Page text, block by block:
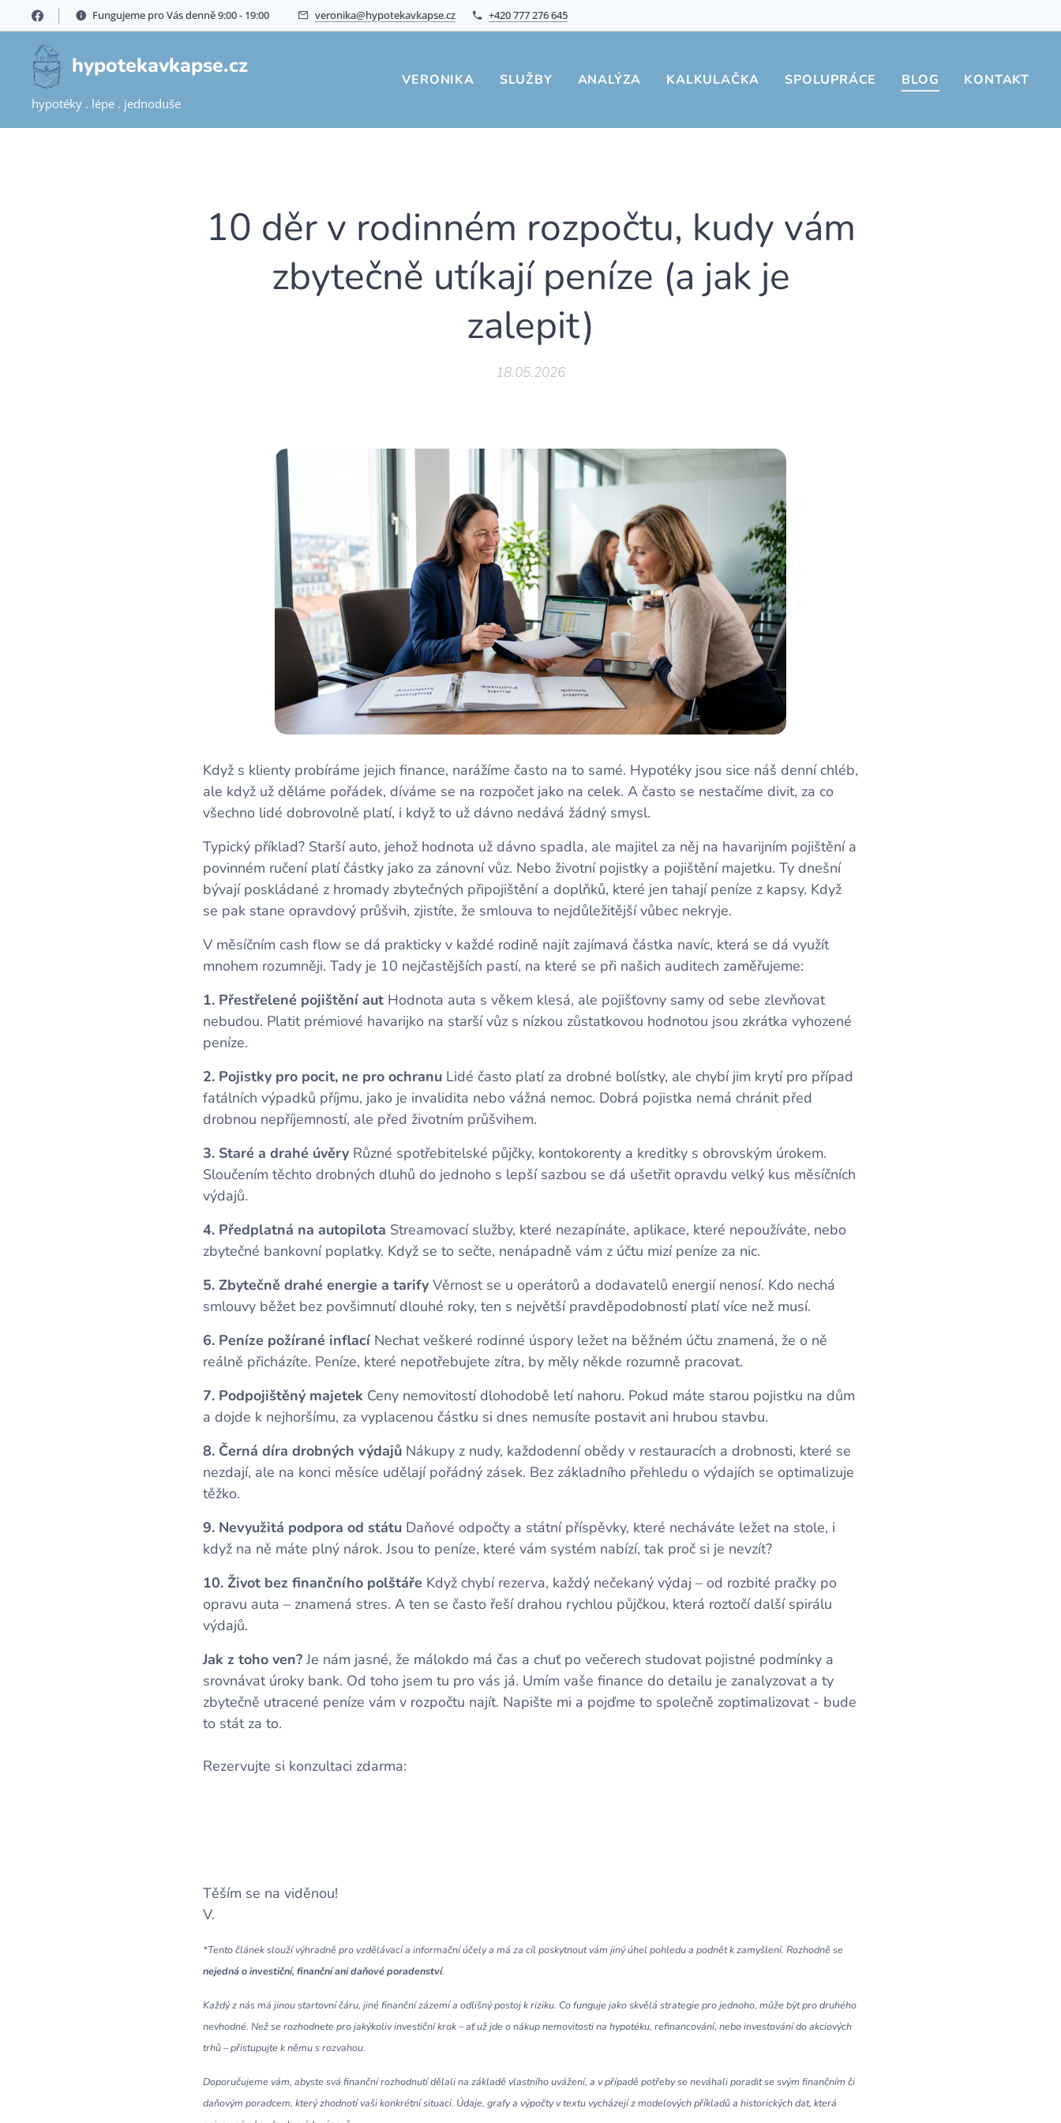
Fungujeme pro Vás denně 9:00 - 19:00🍀 veronika@hypotekavkapse.cz +420 777 276 645
hypotekavkapse.cz
hypotéky . lépe . jednoduše
VERONIKA SLUŽBY ANALÝZA KALKULAČKA SPOLUPRÁCE BLOG KONTAKT
10 děr v rodinném rozpočtu, kudy vám
zbytečně utíkají peníze (a jak je
zalepit)
18.05.2026
Když s klienty probíráme jejich finance, narážíme často na to samé. Hypotéky jsou sice náš denní chléb,
ale když už děláme pořádek, díváme se na rozpočet jako na celek. A často se nestačíme divit, za co
všechno lidé dobrovolně platí, i když to už dávno nedává žádný smysl.
Typický příklad? Starší auto, jehož hodnota už dávno spadla, ale majitel za něj na havarijním pojištění a
povinném ručení platí částky jako za zánovní vůz. Nebo životní pojistky a pojištění majetku. Ty dnešní
bývají poskládané z hromady zbytečných připojištění a doplňků, které jen tahají peníze z kapsy. Když
se pak stane opravdový průšvih, zjistíte, že smlouva to nejdůležitější vůbec nekryje.
V měsíčním cash flow se dá prakticky v každé rodině najít zajímavá částka navíc, která se dá využít
mnohem rozumněji. Tady je 10 nejčastějších pastí, na které se při našich auditech zaměřujeme:
1. Přestřelené pojištění aut Hodnota auta s věkem klesá, ale pojišťovny samy od sebe zlevňovat
nebudou. Platit prémiové havarijko na starší vůz s nízkou zůstatkovou hodnotou jsou zkrátka vyhozené
peníze.
2. Pojistky pro pocit, ne pro ochranu Lidé často platí za drobné bolístky, ale chybí jim krytí pro případ
fatálních výpadků příjmu, jako je invalidita nebo vážná nemoc. Dobrá pojistka nemá chránit před
drobnou nepříjemností, ale před životním průšvihem.
3. Staré a drahé úvěry Různé spotřebitelské půjčky, kontokorenty a kreditky s obrovským úrokem.
Sloučením těchto drobných dluhů do jednoho s lepší sazbou se dá ušetřit opravdu velký kus měsíčních
výdajů.
4. Předplatná na autopilota Streamovací služby, které nezapínáte, aplikace, které nepoužíváte, nebo
zbytečné bankovní poplatky. Když se to sečte, nenápadně vám z účtu mizí peníze za nic.
5. Zbytečně drahé energie a tarify Věrnost se u operátorů a dodavatelů energií nenosí. Kdo nechá
smlouvy běžet bez povšimnutí dlouhé roky, ten s největší pravděpodobností platí více než musí.
6. Peníze požírané inflací Nechat veškeré rodinné úspory ležet na běžném účtu znamená, že o ně
reálně přicházíte. Peníze, které nepotřebujete zítra, by měly někde rozumně pracovat.
7. Podpojištěný majetek Ceny nemovitostí dlohodobě letí nahoru. Pokud máte starou pojistku na dům
a dojde k nejhoršímu, za vyplacenou částku si dnes nemusíte postavit ani hrubou stavbu.
8. Černá díra drobných výdajů Nákupy z nudy, každodenní obědy v restauracích a drobnosti, které se
nezdají, ale na konci měsíce udělají pořádný zásek. Bez základního přehledu o výdajích se optimalizuje
těžko.
9. Nevyužitá podpora od státu Daňové odpočty a státní příspěvky, které necháváte ležet na stole, i
když na ně máte plný nárok. Jsou to peníze, které vám systém nabízí, tak proč si je nevzít?
10. Život bez finančního polštáře Když chybí rezerva, každý nečekaný výdaj – od rozbité pračky po
opravu auta – znamená stres. A ten se často řeší drahou rychlou půjčkou, která roztočí další spirálu
výdajů.
Jak z toho ven? Je nám jasné, že málokdo má čas a chuť po večerech studovat pojistné podmínky a
srovnávat úroky bank. Od toho jsem tu pro vás já. Umím vaše finance do detailu je zanalyzovat a ty
zbytečně utracené peníze vám v rozpočtu najít. Napište mi a pojďme to společně zoptimalizovat - bude
to stát za to.🫰
Rezervujte si konzultaci zdarma:
Těším se na viděnou!
V.🍀
*Tento článek slouží výhradně pro vzdělávací a informační účely a má za cíl poskytnout vám jiný úhel pohledu a podnět k zamyšlení. Rozhodně se
nejedná o investiční, finanční ani daňové poradenství.
Každý z nás má jinou startovní čáru, jiné finanční zázemí a odlišný postoj k riziku. Co funguje jako skvělá strategie pro jednoho, může být pro druhého
nevhodné. Než se rozhodnete pro jakýkoliv investiční krok – ať už jde o nákup nemovitosti na hypotéku, refinancování, nebo investování do akciových
trhů – přistupujte k němu s rozvahou.
Doporučujeme vám, abyste svá finanční rozhodnutí dělali na základě vlastního uvážení, a v případě potřeby se neváhali poradit se svým finančním či
daňovým poradcem, který zhodnotí vaši konkrétní situaci. Údaje, grafy a výpočty v textu vycházejí z modelových příkladů a historických dat, která